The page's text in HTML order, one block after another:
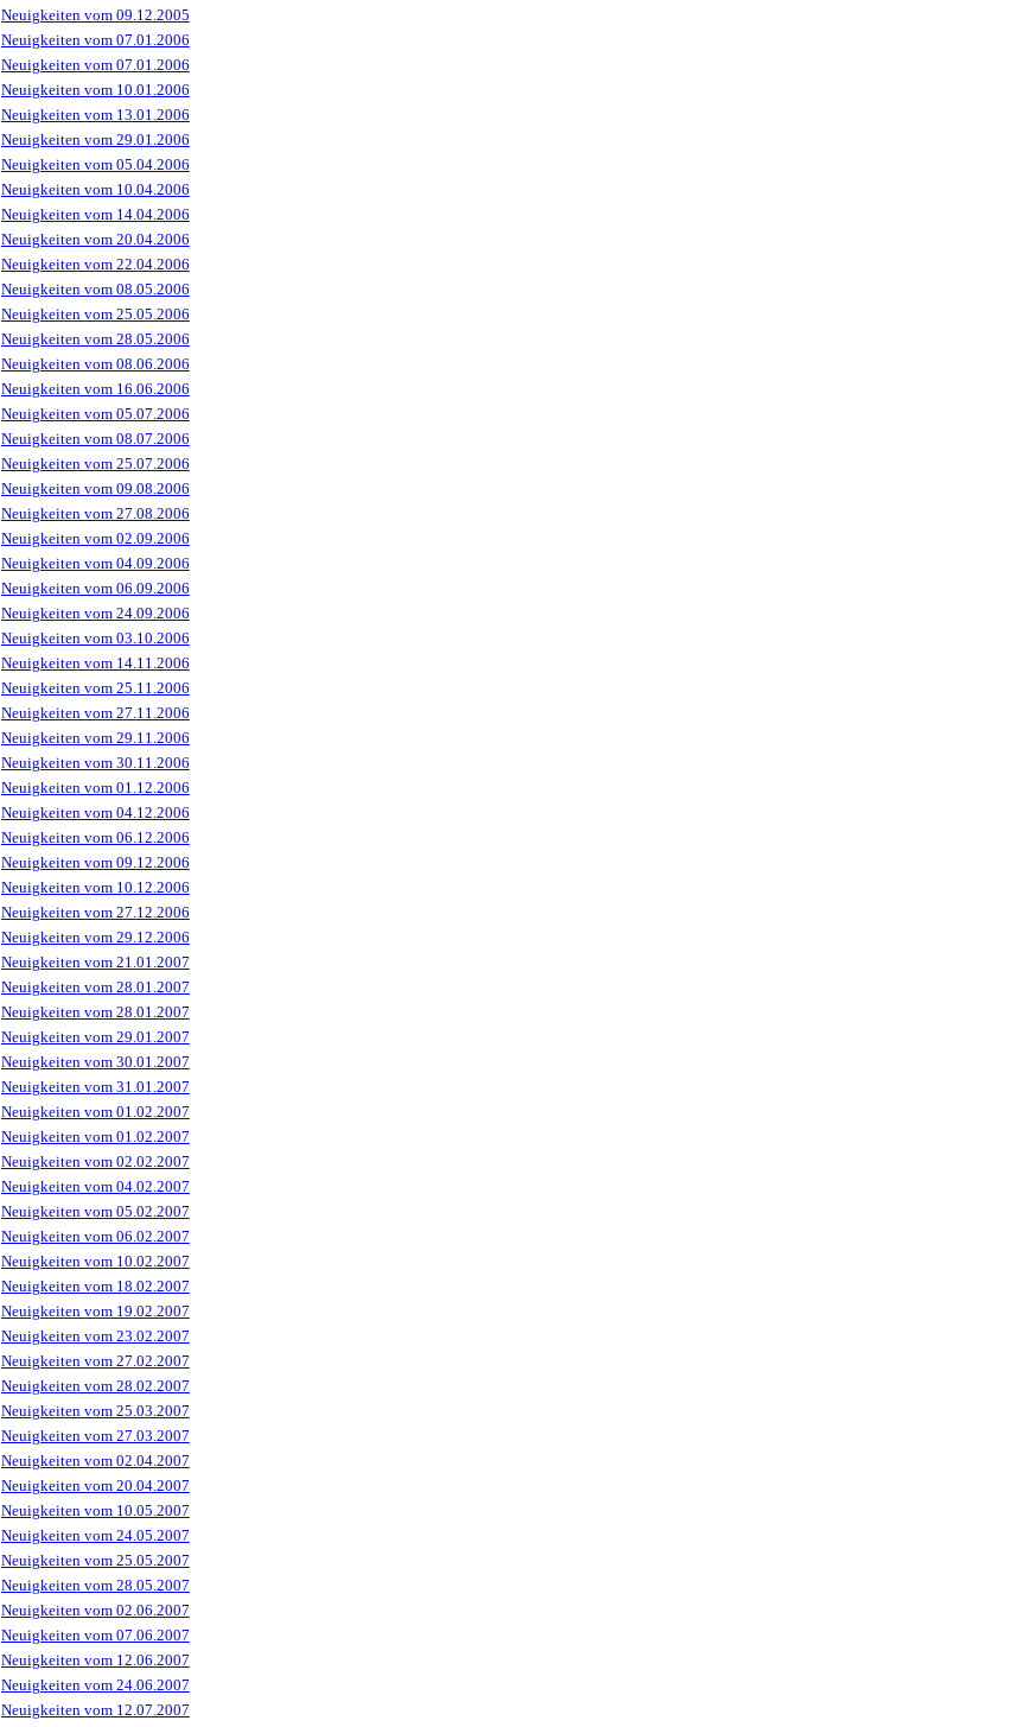
Neuigkeiten vom 09.12.2005
Neuigkeiten vom 07.01.2006
Neuigkeiten vom 07.01.2006
Neuigkeiten vom 10.01.2006
Neuigkeiten vom 13.01.2006
Neuigkeiten vom 29.01.2006
Neuigkeiten vom 05.04.2006
Neuigkeiten vom 10.04.2006
Neuigkeiten vom 14.04.2006
Neuigkeiten vom 20.04.2006
Neuigkeiten vom 22.04.2006
Neuigkeiten vom 08.05.2006
Neuigkeiten vom 25.05.2006
Neuigkeiten vom 28.05.2006
Neuigkeiten vom 08.06.2006
Neuigkeiten vom 16.06.2006
Neuigkeiten vom 05.07.2006
Neuigkeiten vom 08.07.2006
Neuigkeiten vom 25.07.2006
Neuigkeiten vom 09.08.2006
Neuigkeiten vom 27.08.2006
Neuigkeiten vom 02.09.2006
Neuigkeiten vom 04.09.2006
Neuigkeiten vom 06.09.2006
Neuigkeiten vom 24.09.2006
Neuigkeiten vom 03.10.2006
Neuigkeiten vom 14.11.2006
Neuigkeiten vom 25.11.2006
Neuigkeiten vom 27.11.2006
Neuigkeiten vom 29.11.2006
Neuigkeiten vom 30.11.2006
Neuigkeiten vom 01.12.2006
Neuigkeiten vom 04.12.2006
Neuigkeiten vom 06.12.2006
Neuigkeiten vom 09.12.2006
Neuigkeiten vom 10.12.2006
Neuigkeiten vom 27.12.2006
Neuigkeiten vom 29.12.2006
Neuigkeiten vom 21.01.2007
Neuigkeiten vom 28.01.2007
Neuigkeiten vom 28.01.2007
Neuigkeiten vom 29.01.2007
Neuigkeiten vom 30.01.2007
Neuigkeiten vom 31.01.2007
Neuigkeiten vom 01.02.2007
Neuigkeiten vom 01.02.2007
Neuigkeiten vom 02.02.2007
Neuigkeiten vom 04.02.2007
Neuigkeiten vom 05.02.2007
Neuigkeiten vom 06.02.2007
Neuigkeiten vom 10.02.2007
Neuigkeiten vom 18.02.2007
Neuigkeiten vom 19.02.2007
Neuigkeiten vom 23.02.2007
Neuigkeiten vom 27.02.2007
Neuigkeiten vom 28.02.2007
Neuigkeiten vom 25.03.2007
Neuigkeiten vom 27.03.2007
Neuigkeiten vom 02.04.2007
Neuigkeiten vom 20.04.2007
Neuigkeiten vom 10.05.2007
Neuigkeiten vom 24.05.2007
Neuigkeiten vom 25.05.2007
Neuigkeiten vom 28.05.2007
Neuigkeiten vom 02.06.2007
Neuigkeiten vom 07.06.2007
Neuigkeiten vom 12.06.2007
Neuigkeiten vom 24.06.2007
Neuigkeiten vom 12.07.2007